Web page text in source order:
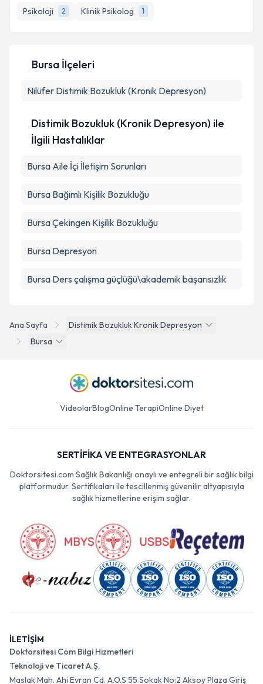
Psikoloji
2 Klinik Psikolog 1
Ana Sayfa
Distimik Bozukluk Kronik Depresyon
Bursa
Bursa İlçeleri
Nilüfer Distimik Bozukluk (Kronik Depresyon)
Distimik Bozukluk (Kronik Depresyon) ile
İlgili Hastalıklar
Bursa Aile İçi İletişim Sorunları
Bursa Bağımlı Kişilik Bozukluğu
Bursa Çekingen Kişilik Bozukluğu
Bursa Depresyon
Bursa Ders çalışma güçlüğü\akademik başarısızlık
VideolarBlogOnline TerapiOnline Diyet
SERTİFİKA VE ENTEGRASYONLAR
Doktorsitesi.com Sağlık Bakanlığı onaylı ve entegreli bir sağlık bilgi
platformudur. Sertifikaları ile tescillenmiş güvenilir altyapısıyla
sağlık hizmetlerine erişim sağlar.
İLETİŞİM
Doktorsitesi Com Bilgi Hizmetleri
Teknoloji ve Ticaret A.Ş.
Maslak Mah. Ahi Evran Cd. A.O.S 55 Sokak No:2 Aksoy Plaza Giriş